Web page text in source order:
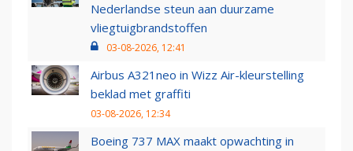
Nederlandse steun aan duurzame
vliegtuigbrandstoffen
03-08-2026, 12:41
Airbus A321neo in Wizz Air-kleurstelling
beklad met graffiti
03-08-2026, 12:34
Boeing 737 MAX maakt opwachting in